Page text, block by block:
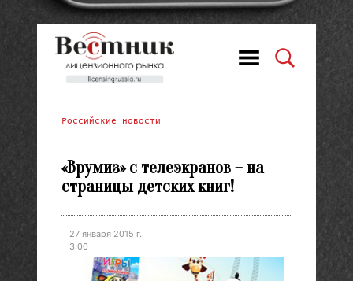
Российские новости
«Врумиз» с телеэкранов – на
страницы детских книг!
27 января 2015 г.
3:00